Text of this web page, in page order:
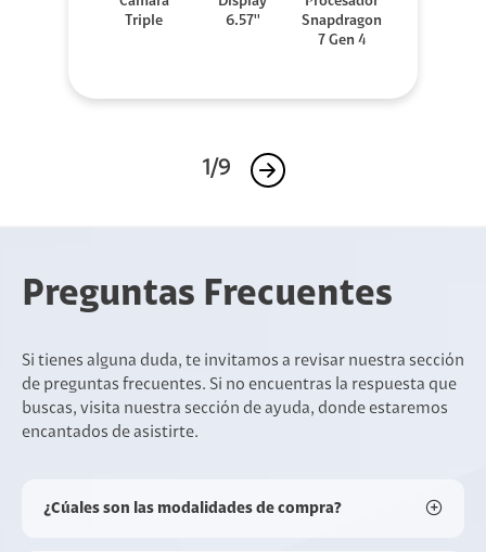
Triple
6.57''
Snapdragon
7 Gen 4
1/9
Preguntas Frecuentes
Si tienes alguna duda, te invitamos a revisar nuestra sección
de preguntas frecuentes. Si no encuentras la respuesta que
buscas, visita nuestra sección de ayuda, donde estaremos
encantados de asistirte.
¿Cúales son las modalidades de compra?